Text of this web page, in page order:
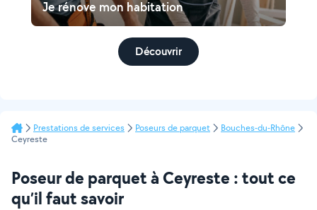
Je rénove mon habitation
Découvrir
Prestations de services Poseurs de parquet
Bouches-du-Rhône
Ceyreste
Poseur de parquet à Ceyreste : tout ce
qu’il faut savoir